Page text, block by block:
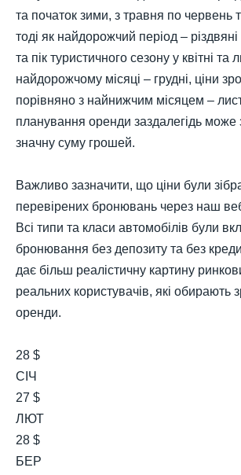
та початок зими, з травня по червень
тоді як найдорожчий період – різдвяні
та пік туристичного сезону у квітні та
найдорожчому місяці – грудні, ціни
порівняно з найнижчим місяцем –
планування оренди заздалегідь
значну суму грошей.
Важливо зазначити, що ціни були
перевірених бронювань через наш
Всі типи та класи автомобілів були
бронювання без депозиту та без
дає більш реалістичну картину
реальних користувачів, які обирають
оренди.
28 $
СІЧ
27 $
ЛЮТ
28 $
БЕР